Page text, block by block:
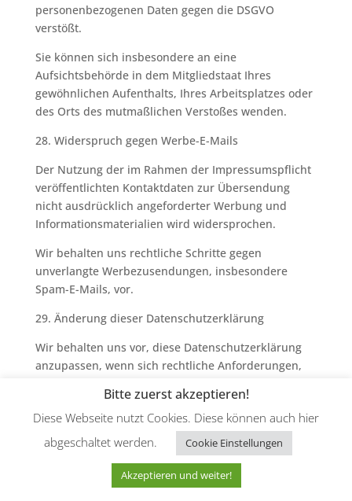
personenbezogenen Daten gegen die DSGVO
verstößt.
Sie können sich insbesondere an eine
Aufsichtsbehörde in dem Mitgliedstaat Ihres
gewöhnlichen Aufenthalts, Ihres Arbeitsplatzes oder
des Orts des mutmaßlichen Verstoßes wenden.
28. Widerspruch gegen Werbe-E-Mails
Der Nutzung der im Rahmen der Impressumspflicht
veröffentlichten Kontaktdaten zur Übersendung
nicht ausdrücklich angeforderter Werbung und
Informationsmaterialien wird widersprochen.
Wir behalten uns rechtliche Schritte gegen
unverlangte Werbezusendungen, insbesondere
Spam-E-Mails, vor.
29. Änderung dieser Datenschutzerklärung
Wir behalten uns vor, diese Datenschutzerklärung
anzupassen, wenn sich rechtliche Anforderungen,
oder unsere Datenverarbeitungsprozesse ändern.
Bitte zuerst akzeptieren!
Diese Webseite nutzt Cookies. Diese können auch hier
abgeschaltet werden.
Cookie Einstellungen
Akzeptieren und weiter!